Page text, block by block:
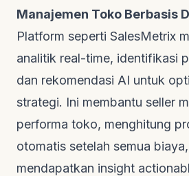
Manajemen Toko Berbasis
Platform seperti SalesMetrix
analitik real-time, identifikasi
dan rekomendasi AI untuk
strategi. Ini membantu seller
performa toko, menghitung
otomatis setelah semua
mendapatkan insight